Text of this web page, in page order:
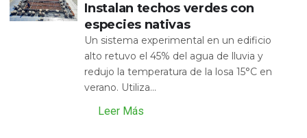
Instalan techos verdes con
especies nativas
Un sistema experimental en un edificio
alto retuvo el 45% del agua de lluvia y
redujo la temperatura de la losa 15°C en
verano. Utiliza...
Leer Más